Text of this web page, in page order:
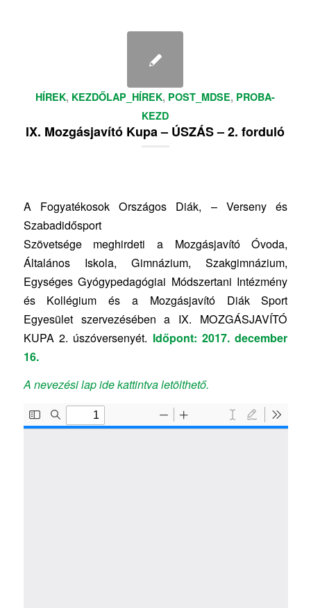
HÍREK, KEZDŐLAP_HÍREK, POST_MDSE, PROBA-
KEZD
IX. Mozgásjavító Kupa – ÚSZÁS – 2. forduló
A Fogyatékosok Országos Diák, – Verseny és
Szabadidősport
Szövetsége meghirdeti a Mozgásjavító Óvoda,
Általános Iskola, Gimnázium, Szakgimnázium,
Egységes Gyógypedagógiai Módszertani Intézmény
és Kollégium és a Mozgásjavító Diák Sport
Egyesület szervezésében a IX. MOZGÁSJAVÍTÓ
KUPA 2. úszóversenyét. Időpont: 2017. december
16.
A nevezési lap ide kattintva letölthető.